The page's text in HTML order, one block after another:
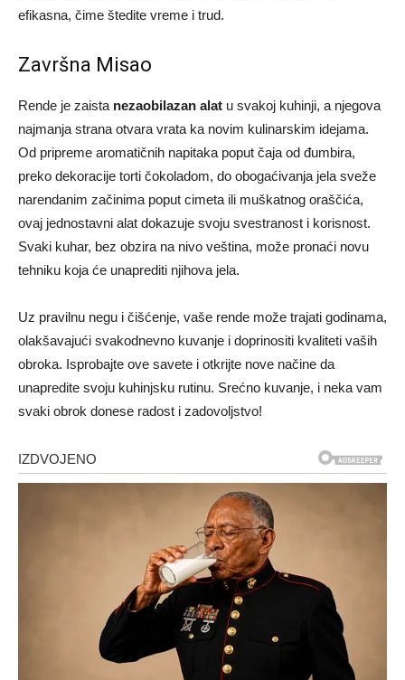
efikasna, čime štedite vreme i trud.
Završna Misao
Rende je zaista nezaobilazan alat u svakoj kuhinji, a njegova
najmanja strana otvara vrata ka novim kulinarskim idejama.
Od pripreme aromatičnih napitaka poput čaja od đumbira,
preko dekoracije torti čokoladom, do obogaćivanja jela sveže
narendanim začinima poput cimeta ili muškatnog oraščića,
ovaj jednostavni alat dokazuje svoju svestranost i korisnost.
Svaki kuhar, bez obzira na nivo veština, može pronaći novu
tehniku koja će unaprediti njihova jela.
Uz pravilnu negu i čišćenje, vaše rende može trajati godinama,
olakšavajući svakodnevno kuvanje i doprinositi kvaliteti vaših
obroka. Isprobajte ove savete i otkrijte nove načine da
unapredite svoju kuhinjsku rutinu. Srećno kuvanje, i neka vam
svaki obrok donese radost i zadovoljstvo!